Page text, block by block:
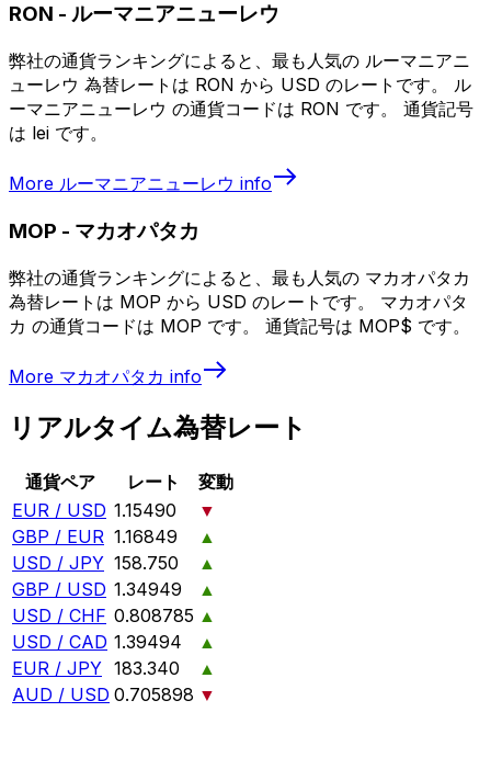
RON - ルーマニアニューレウ
弊社の通貨ランキングによると、最も人気の ルーマニアニ
ューレウ 為替レートは RON から USD のレートです。 ル
ーマニアニューレウ の通貨コードは RON です。 通貨記号
は lei です。
More ルーマニアニューレウ info
MOP - マカオパタカ
弊社の通貨ランキングによると、最も人気の マカオパタカ
為替レートは MOP から USD のレートです。 マカオパタ
カ の通貨コードは MOP です。 通貨記号は MOP$ です。
More マカオパタカ info
リアルタイム為替レート
通貨ペア レート
変動
EUR / USD 1.15490
▼
GBP / EUR 1.16849
▲
USD / JPY 158.750
▲
GBP / USD 1.34949
▲
USD / CHF 0.808785 ▲
USD / CAD 1.39494
▲
EUR / JPY 183.340
▲
AUD / USD 0.705898 ▼